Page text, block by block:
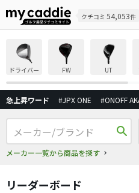
クチコミ 54,053件
ドライバー FW UT
急上昇ワード #JPX ONE #ONOFF
search
メーカー一覧から商品を探す
リーダーボード